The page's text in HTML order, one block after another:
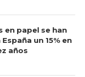
en papel se han
un 15% en
años